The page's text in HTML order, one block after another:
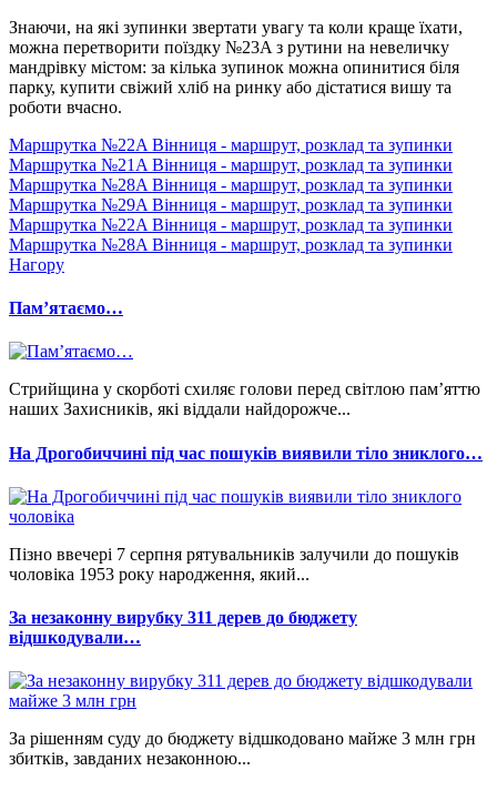
Знаючи, на які зупинки звертати увагу та коли краще їхати,
можна перетворити поїздку №23A з рутини на невеличку
мандрівку містом: за кілька зупинок можна опинитися біля
парку, купити свіжий хліб на ринку або дістатися вишу та
роботи вчасно.
Маршрутка №22A Вінниця - маршрут, розклад та зупинки
Маршрутка №21A Вінниця - маршрут, розклад та зупинки
Маршрутка №28A Вінниця - маршрут, розклад та зупинки
Маршрутка №29A Вінниця - маршрут, розклад та зупинки
Маршрутка №22A Вінниця - маршрут, розклад та зупинки
Маршрутка №28A Вінниця - маршрут, розклад та зупинки
Нагору
Памʼятаємо…
Стрийщина у скорботі схиляє голови перед світлою пам’яттю
наших Захисників, які віддали найдорожче...
На Дрогобиччині під час пошуків виявили тіло зниклого…
Пізно ввечері 7 серпня рятувальників залучили до пошуків
чоловіка 1953 року народження, який...
За незаконну вирубку 311 дерев до бюджету
відшкодували…
За рішенням суду до бюджету відшкодовано майже 3 млн грн
збитків, завданих незаконною...